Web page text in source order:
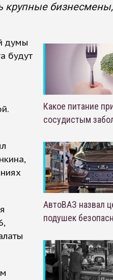
крупные
думы
будут
Какое питание
сосудистым
АвтоВАЗ назвал
подушек